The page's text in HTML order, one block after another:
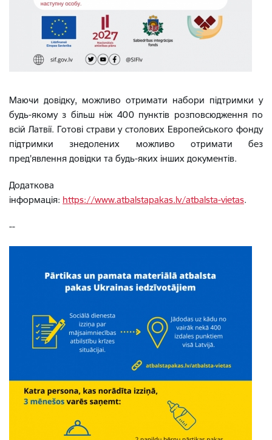
Маючи довідку, можливо отримати набори підтримки у
будь-якому з більш ніж 400 пунктів розповсюдження по
всій Латвії. Готові страви у столових Европейського фонду
підтримки знедолених можливо отримати без
пред'явлення довідки та будь-яких інших документів.
Додаткова
інформація: https://www.atbalstapakas.lv/atbalsta-vietas.
--